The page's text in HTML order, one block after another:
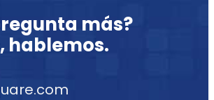
más?
hablemos.